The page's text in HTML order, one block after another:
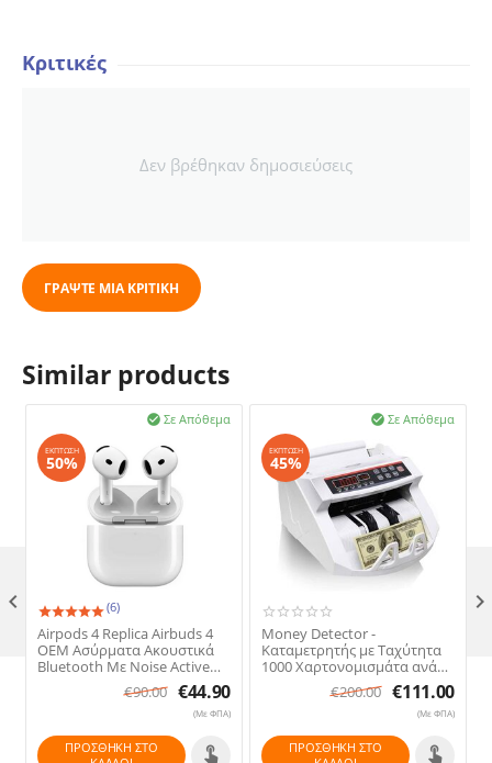
Κριτικές
Δεν βρέθηκαν δημοσιεύσεις
ΓΡΆΨΤΕ ΜΙΑ ΚΡΙΤΙΚΉ
Similar products
Σε Απόθεμα

ΈΚΠΤΩΣΗ
50%
(6)
Airpods 4 Replica Airbuds 4
OEM Ασύρματα Ακουστικά
Bluetooth Με Noise Active
Cancelation (ANC)
€90.00 €44.90
(Με ΦΠΑ)
ΠΡΟΣΘΉΚΗ ΣΤΟ
Σε Απόθεμα

ΈΚΠΤΩΣΗ
45%
Money Detector -
Καταμετρητής με Ταχύτητα
1000 Χαρτονομισμάτα ανά
Λεπτό & Ελεγκτής Πλαστών
Χαρτονομισμάτων
€200.00 €111.00
(Με ΦΠΑ)
ΠΡΟΣΘΉΚΗ ΣΤΟ
 